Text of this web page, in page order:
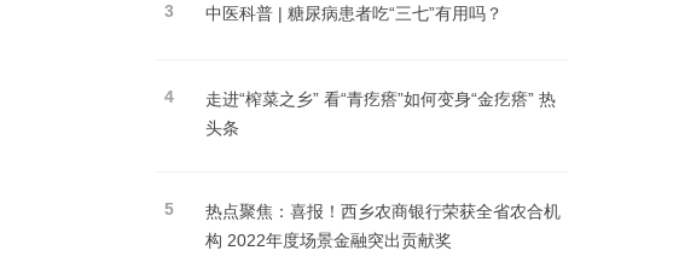
3 中医科普 | 糖尿病患者吃“三七”有用吗？
4
走进“榨菜之乡” 看“青疙瘩”如何变身“金疙瘩” 热
头条
5
热点聚焦：喜报！西乡农商银行荣获全省农合机
构 2022年度场景金融突出贡献奖